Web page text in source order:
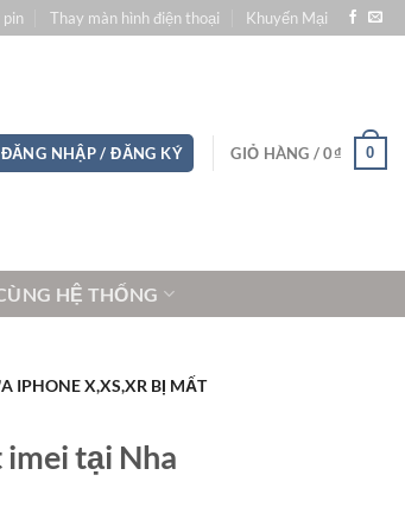
Thay màn hình điện thoại Khuyến Mại
ĐĂNG NHẬP / ĐĂNG KÝ GIỎ HÀNG /0₫ 0
HỆ THỐNG
IPHONE X,XS,XR BỊ MẤT
imei tại Nha